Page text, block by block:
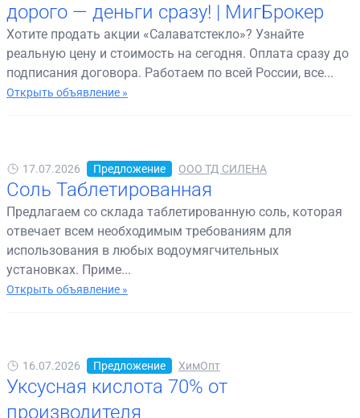
дорого — деньги сразу! | МигБрокер
Хотите продать акции «Салаватстекло»? Узнайте
реальную цену и стоимость на сегодня. Оплата сразу до
подписания договора. Работаем по всей России, все...
Открыть объявление »
17.07.2026 Предложение ООО ТД СИЛЕНА
Соль Таблетированная
Предлагаем со склада таблетированную соль, которая
отвечает всем необходимым требованиям для
использования в любых водоумягчительных
установках. Приме...
Открыть объявление »
16.07.2026 Предложение ХимОпт
Уксусная кислота 70% от
производителя